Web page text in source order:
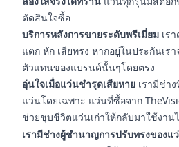
ตัดสินใจซื้อ
บริการหลังการขายระดับพรีเมี่ยม เร
แตก หัก เสียทรง หากอยู่ในประกันเร
ตัวแทนของแบรนด์นั้นๆโดยตรง
อุ่นใจเมื่อแว่นชำรุดเสียหาย เรามีช่า
แว่นโดยเฉพาะ แว่นที่ซื้อจาก
ช่วยชุบชีวิตแว่นเก่าให้กลับมาใช้งาน
เรามีช่างผู้ชำนาญการปรับทรงของแ